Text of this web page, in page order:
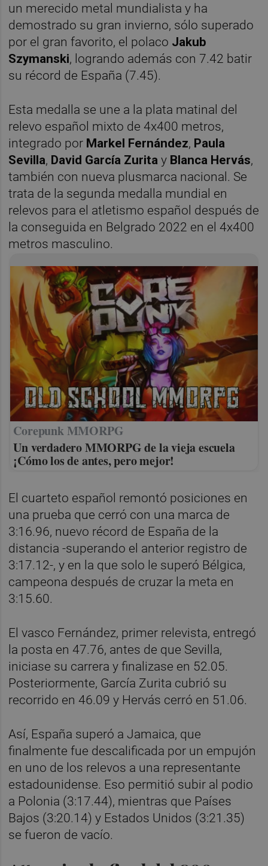
un merecido metal mundialista y ha
demostrado su gran invierno, sólo superado
por el gran favorito, el polaco Jakub
Szymanski, logrando además con 7.42 batir
su récord de España (7.45).
Esta medalla se une a la plata matinal del
relevo español mixto de 4x400 metros,
integrado por Markel Fernández, Paula
Sevilla, David García Zurita y Blanca Hervás,
también con nueva plusmarca nacional. Se
trata de la segunda medalla mundial en
relevos para el atletismo español después de
la conseguida en Belgrado 2022 en el 4x400
metros masculino.
Corepunk MMORPG
Un verdadero MMORPG de la vieja escuela
¡Cómo los de antes, pero mejor!
El cuarteto español remontó posiciones en
una prueba que cerró con una marca de
3:16.96, nuevo récord de España de la
distancia -superando el anterior registro de
3:17.12-, y en la que solo le superó Bélgica,
campeona después de cruzar la meta en
3:15.60.
El vasco Fernández, primer relevista, entregó
la posta en 47.76, antes de que Sevilla,
iniciase su carrera y finalizase en 52.05.
Posteriormente, García Zurita cubrió su
recorrido en 46.09 y Hervás cerró en 51.06.
Así, España superó a Jamaica, que
finalmente fue descalificada por un empujón
en uno de los relevos a una representante
estadounidense. Eso permitió subir al podio
a Polonia (3:17.44), mientras que Países
Bajos (3:20.14) y Estados Unidos (3:21.35)
se fueron de vacío.